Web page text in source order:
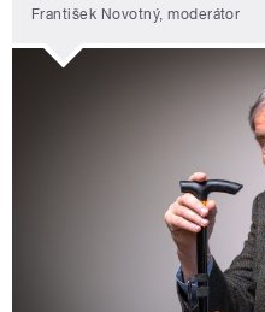
František Novotný, moderátor